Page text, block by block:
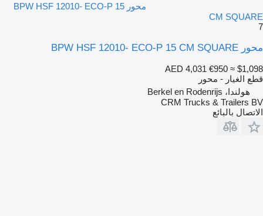
محور BPW HSF 12010- ECO-P 15
CM SQUARE
7
محور BPW HSF 12010- ECO-P 15 CM SQUARE
AED 4,031 €950 ≈ $1,098
قطع الغيار - محور
هولندا، Berkel en Rodenrijs
CRM Trucks & Trailers BV
الاتصال بالبائع